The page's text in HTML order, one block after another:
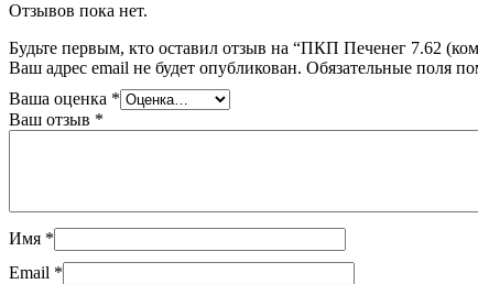
Отзывов пока нет.
Будьте первым, кто оставил отзыв на “ПКП Печенег 7.62
Ваш адрес email не будет опубликован. Обязательные поля
Ваша оценка *
Ваш отзыв *
Имя *
Email *